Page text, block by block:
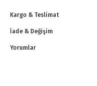
Kargo & Teslimat
İade & Değişim
Yorumlar